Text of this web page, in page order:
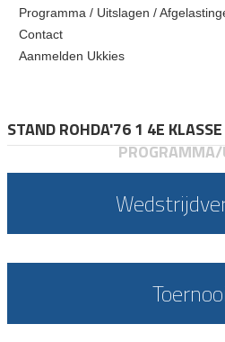
Programma / Uitslagen /
Contact
Aanmelden Ukkies
STAND ROHDA'76 1 4E KLASSE